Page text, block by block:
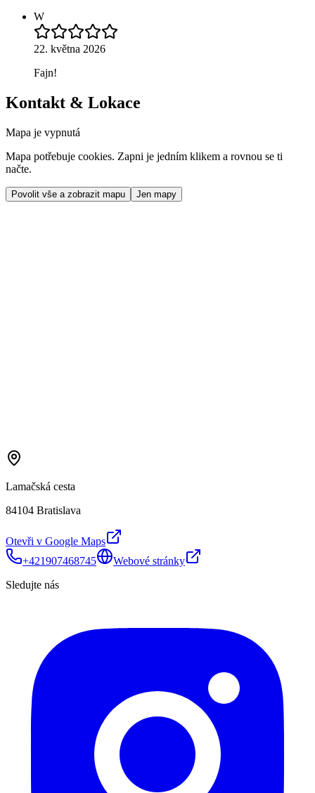
W
22. května 2026
Fajn!
Kontakt & Lokace
Mapa je vypnutá
Mapa potřebuje cookies. Zapni je jedním klikem a rovnou se ti
načte.
Povolit vše a zobrazit mapu Jen mapy
Lamačská cesta
84104 Bratislava
Otevři v Google Maps
+421907468745
Webové stránky
Sledujte nás